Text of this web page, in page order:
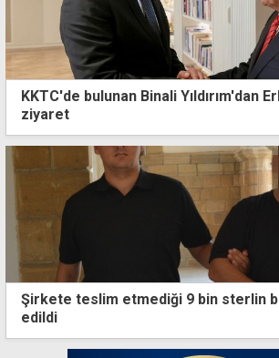
KKTC'de bulunan Binali Yıldırım'dan
ziyaret
Şirkete teslim etmediği 9 bin sterlin
edildi